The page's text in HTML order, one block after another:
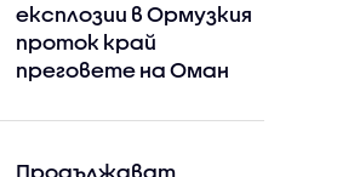
експлозии в Ормузкия
проток край
преговете на Оман
Продължават